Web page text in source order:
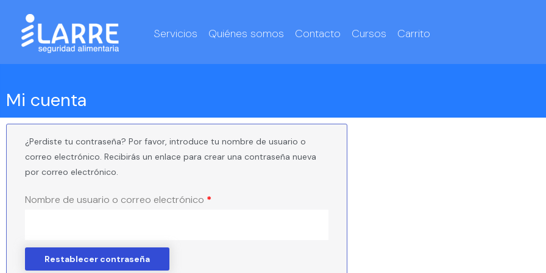
contenido
Servicios Quiénes somos Contacto Cursos Carrito
Mi cuenta
¿Perdiste tu contraseña? Por favor, introduce tu nombre de usuario o
correo electrónico. Recibirás un enlace para crear una contraseña nueva
por correo electrónico.
Nombre de usuario o correo electrónico *
Restablecer contraseña